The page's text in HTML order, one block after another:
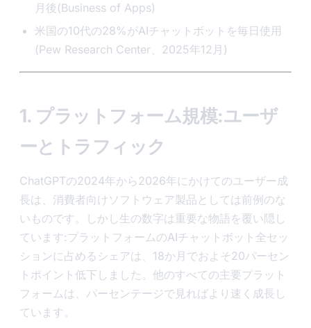
月後(Business of Apps)
米国の10代の28%がAIチャットボットを毎日使用
(Pew Research Center、2025年12月)
1. プラットフォーム規模:ユーザ
ーとトラフィック
ChatGPTの2024年から2026年にかけてのユーザー成
長は、消費者向けソフトウェア製品としては前例のな
いものです。しかし生の数字は重要な物語を覆い隠し
ています:プラットフォームのAIチャットボット全セッ
ションに占めるシェアは、18か月でおよそ20パーセン
トポイント低下しました。他のすべての主要プラット
フォームは、パーセンテージで見ればより速く成長し
ています。